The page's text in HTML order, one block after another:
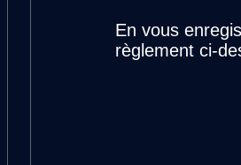
En vous
règlement ci-